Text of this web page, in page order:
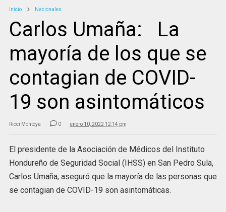
Inicio Nacionales
Carlos Umaña: La
mayoría de los que se
contagian de COVID-
19 son asintomáticos
Ricci Montoya 0 enero 10, 2022 12:14 pm
El presidente de la Asociación de Médicos del Instituto
Hondureño de Seguridad Social (IHSS) en San Pedro Sula,
Carlos Umaña, aseguró que la mayoría de las personas que
se contagian de COVID-19 son asintomáticas.